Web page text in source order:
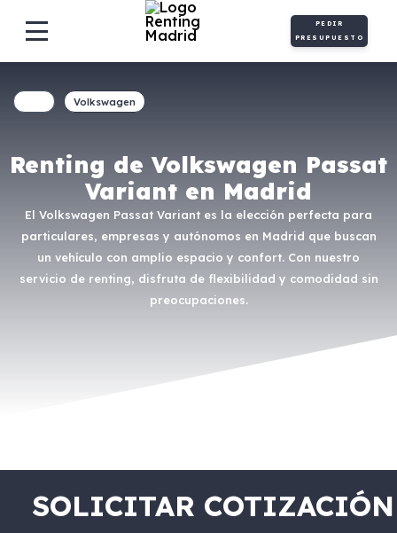
PEDIR
PRESUPUESTO
Renting de Volkswagen Passat
Variant en Madrid
El Volkswagen Passat Variant es la elección perfecta para
particulares, empresas y autónomos en Madrid que buscan
un vehículo con amplio espacio y confort. Con nuestro
servicio de renting, disfruta de flexibilidad y comodidad sin
preocupaciones.
Volkswagen
SOLICITAR COTIZACIÓN